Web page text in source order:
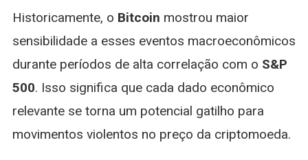
Historicamente, o Bitcoin mostrou maior
sensibilidade a esses eventos macroeconômicos
durante períodos de alta correlação com o S&P
500. Isso significa que cada dado econômico
relevante se torna um potencial gatilho para
movimentos violentos no preço da criptomoeda.